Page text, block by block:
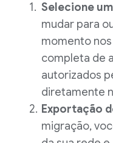
Selecione
mudar para
momento
completa de
autorizados
diretamente
Exportação
migração,